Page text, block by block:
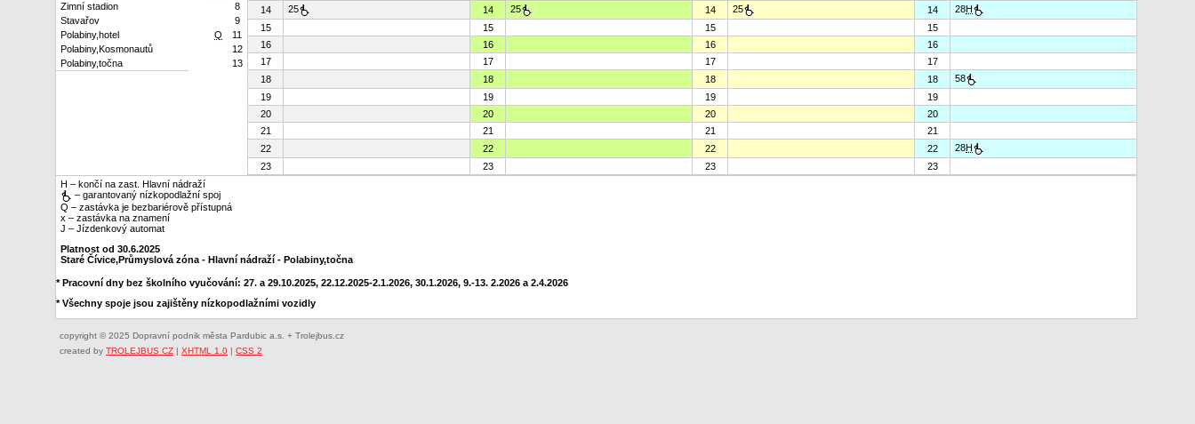
Zimní stadion
8
Stavařov
9
Polabiny,hotel
Q
11
Polabiny,Kosmonautů
12
Polabiny,točna
13
14
25 14 25 14 25 14 28H
15
15 15
15
16
16 16
16
17
17 17
17
18
18 18 18
58
19
19 19
19
20
20 20
20
21
21 21
21
22
22 22 22 28H
23
23 23
23
H – končí na zast. Hlavní nádraží
– garantovaný nízkopodlažní spoj
Q – zastávka je bezbariérově přístupná
x – zastávka na znamení
J – Jízdenkový automat
Platnost od 30.6.2025
Staré Čívice,Průmyslová zóna - Hlavní nádraží - Polabiny,točna
* Pracovní dny bez školního vyučování: 27. a 29.10.2025, 22.12.2025-2.1.2026, 30.1.2026, 9.-13. 2.2026 a 2.4.2026
* Všechny spoje jsou zajištěny nízkopodlažními vozidly
copyright © 2025 Dopravní podnik města Pardubic a.s. + Trolejbus.cz
created by TROLEJBUS CZ | XHTML 1.0 | CSS 2